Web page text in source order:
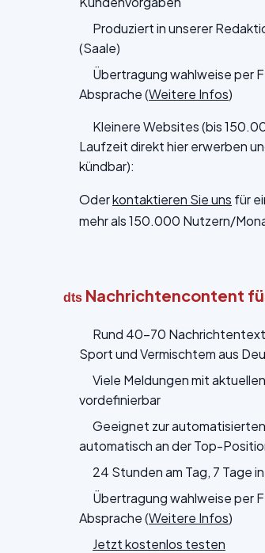
Produziert in unserer
(Saale)
Übertragung wahlweise per
Absprache (Weitere Infos)
Kleinere Websites (bis
Laufzeit direkt hier erwerben
kündbar):
Oderkontaktieren Sie uns für
mehr als 150.000 Nutzern/
dts Nachrichtencontent
Rund 40-70
Sport und Vermischtem aus
Viele Meldungen mit
vordefinierbar
Geeignet zur
automatisch an der Top-
24 Stunden am Tag, 7 Tage
Übertragung wahlweise per
Absprache (Weitere Infos)
Jetzt kostenlos testen